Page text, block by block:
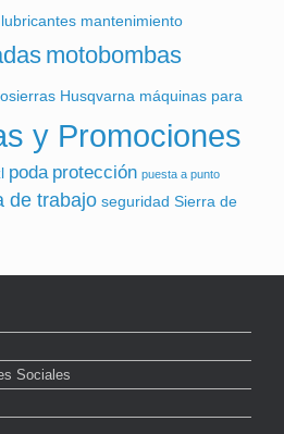
lubricantes mantenimiento
motobombas
Husqvarna máquinas para
y Promociones
poda protección puesta a punto
de trabajo seguridad Sierra de
Sociales